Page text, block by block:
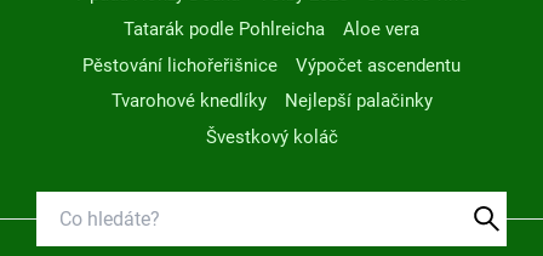
Tatarák podle Pohlreicha
Aloe vera
Pěstování lichořeřišnice
Výpočet ascendentu
Tvarohové knedlíky
Nejlepší palačinky
Švestkový koláč